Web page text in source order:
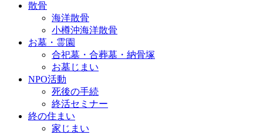
散骨
海洋散骨
小樽沖海洋散骨
お墓・霊園
合祀墓・合葬墓・納骨塚
お墓じまい
NPO活動
死後の手続
終活セミナー
終の住まい
家じまい